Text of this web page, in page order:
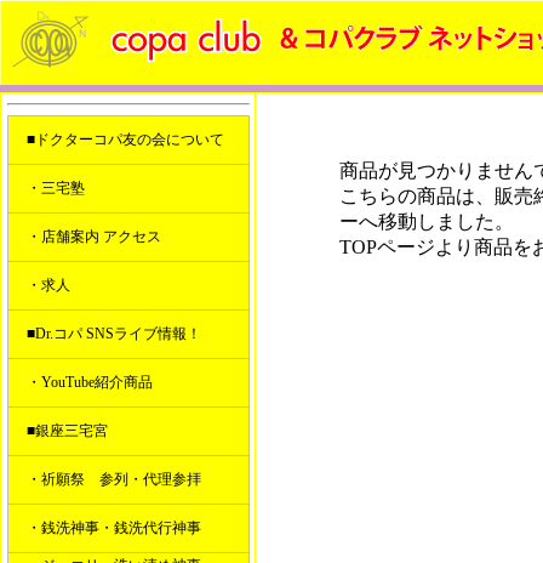
■ドクターコパ友の会について
・三宅塾
・店舗案内 アクセス
・求人
■Dr.コパ SNSライブ情報！
・YouTube紹介商品
■銀座三宅宮
・祈願祭 参列・代理参拝
・銭洗神事・銭洗代行神事
商品が見つかりません
こちらの商品は、販売
ーへ移動しました。
TOPページより商品を